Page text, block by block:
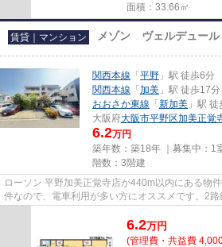
面積：33.66㎡
賃貸｜マンション メゾン ヴェルデュール
関西本線 「 平野 」駅 徒歩6分
関西本線 「 加美 」駅 徒歩17分
おおさか東線 「 新加美 」駅
大阪府大阪市平野区加美正覚
6.2万円
築年数：築18年 ｜募集中： 1
階数：3階建
ローソン 平野加美正覚寺店が440m以内にある物
件なので、電車利用が多い方にオススメです。2
6.2万円
(管理費・共益費